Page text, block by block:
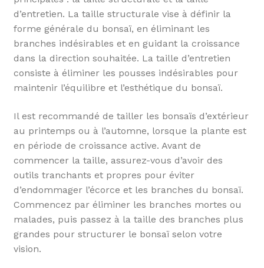
d’entretien. La taille structurale vise à définir la
forme générale du bonsaï, en éliminant les
branches indésirables et en guidant la croissance
dans la direction souhaitée. La taille d’entretien
consiste à éliminer les pousses indésirables pour
maintenir l’équilibre et l’esthétique du bonsaï.
Il est recommandé de tailler les bonsaïs d’extérieur
au printemps ou à l’automne, lorsque la plante est
en période de croissance active. Avant de
commencer la taille, assurez-vous d’avoir des
outils tranchants et propres pour éviter
d’endommager l’écorce et les branches du bonsaï.
Commencez par éliminer les branches mortes ou
malades, puis passez à la taille des branches plus
grandes pour structurer le bonsaï selon votre
vision.